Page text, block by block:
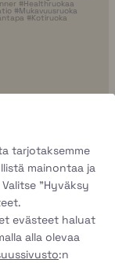
tarjotaksemme
mainontaa ja
"Hyväksy
evästeet haluat
alla olevaa
:n